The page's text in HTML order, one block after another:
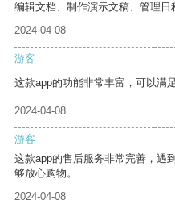
编辑文档、制作演示文稿、管理日
2024-04-08
游客
这款app的功能非常丰富，可以满
2024-04-08
游客
这款app的售后服务非常完善，遇
够放心购物。
2024-04-08